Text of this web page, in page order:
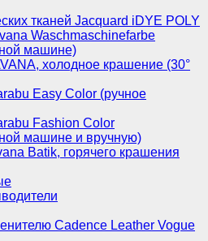
тканей Jacquard iDYE POLY
Waschmaschinefarbe
машине)
холодное крашение (30°
Easy Color (ручное
Fashion Color
машине и вручную)
Batik, горячего крашения
Cadence Leather Vogue